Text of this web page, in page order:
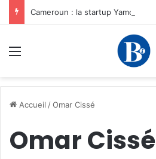
Accueil /Omar Cissé
Omar Cissé